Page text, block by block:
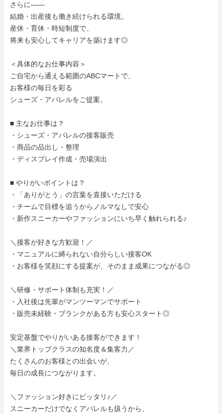
さらに――
結婚・出産後も働き続けられる環境。
産休・育休・時短制度で、
将来も安心してキャリアを築けます◎
＜具体的なお仕事内容＞
ご自宅から通える範囲のABCマートで、
お客様の毎日を彩る
シューズ・アパレルをご提案。
■ 主なお仕事は？
・シューズ・アパレルの接客販売
・商品の品出し・整理
・ディスプレイ作成・売場演出
■ やりがいポイントは？
・「ありがとう」の言葉を直接いただける
・チームで目標を追うからノルマなしで安心
・新作スニーカーやファッションにいち早く触れられる♪
＼接客が好きな方歓迎！／
・マニュアルに縛られない自分らしい接客OK
・お客様を笑顔にする提案が、そのまま成果につながる◎
＼研修・サポート体制も充実！／
・入社後は先輩がマンツーマンでサポート
・販売未経験・ブランクがある方も安心スタート◎
安定基盤でやりがいある接客ができます！
＼業界トップクラスの知名度＆集客力／
たくさんのお客様との出会いが、
毎日の成長につながります。
＼ファッション好きにピッタリ♪／
スニーカーだけでなくアパレルも扱うから、